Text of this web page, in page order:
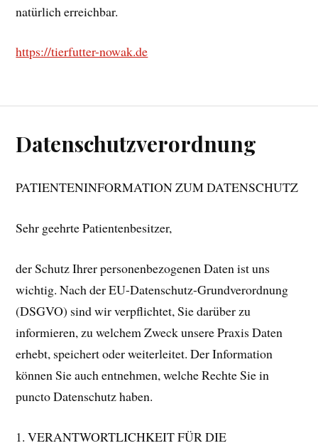
natürlich erreichbar.
https://tierfutter-nowak.de
Datenschutzverordnung
PATIENTENINFORMATION ZUM DATENSCHUTZ
Sehr geehrte Patientenbesitzer,
der Schutz Ihrer personenbezogenen Daten ist uns
wichtig. Nach der EU-Datenschutz-Grundverordnung
(DSGVO) sind wir verpflichtet, Sie darüber zu
informieren, zu welchem Zweck unsere Praxis Daten
erhebt, speichert oder weiterleitet. Der Information
können Sie auch entnehmen, welche Rechte Sie in
puncto Datenschutz haben.
1. VERANTWORTLICHKEIT FÜR DIE